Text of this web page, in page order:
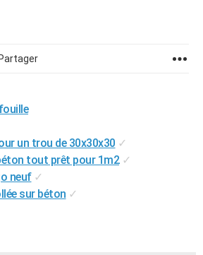
Partager
un trou de 30x30x30 ✓
tout prêt pour 1m2 ✓
neuf ✓
sur béton ✓